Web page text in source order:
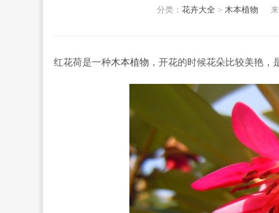
分类： 花卉大全 > 木本植物
红花荷是一种木本植物 ，开花的时候花朵比较美艳，